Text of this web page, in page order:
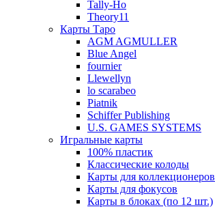
Tally-Ho
Theory11
Карты Таро
AGM AGMULLER
Blue Angel
fournier
Llewellyn
lo scarabeo
Piatnik
Schiffer Publishing
U.S. GAMES SYSTEMS
Игральные карты
100% пластик
Классические колоды
Карты для коллекционеров
Карты для фокусов
Карты в блоках (по 12 шт.)